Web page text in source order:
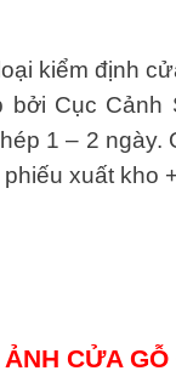
kiểm định
Cục Cảnh
1 – 2
xuất kho
CỬA